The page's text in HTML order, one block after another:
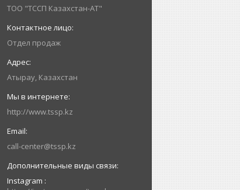
ТОО "ТССП Казахстан-АТ"
Отдел продаж
Атырау, Казахстан
http://www.tssp.kz
call-center@tssp.kz
Instagram